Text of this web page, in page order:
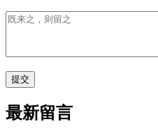
最新留言